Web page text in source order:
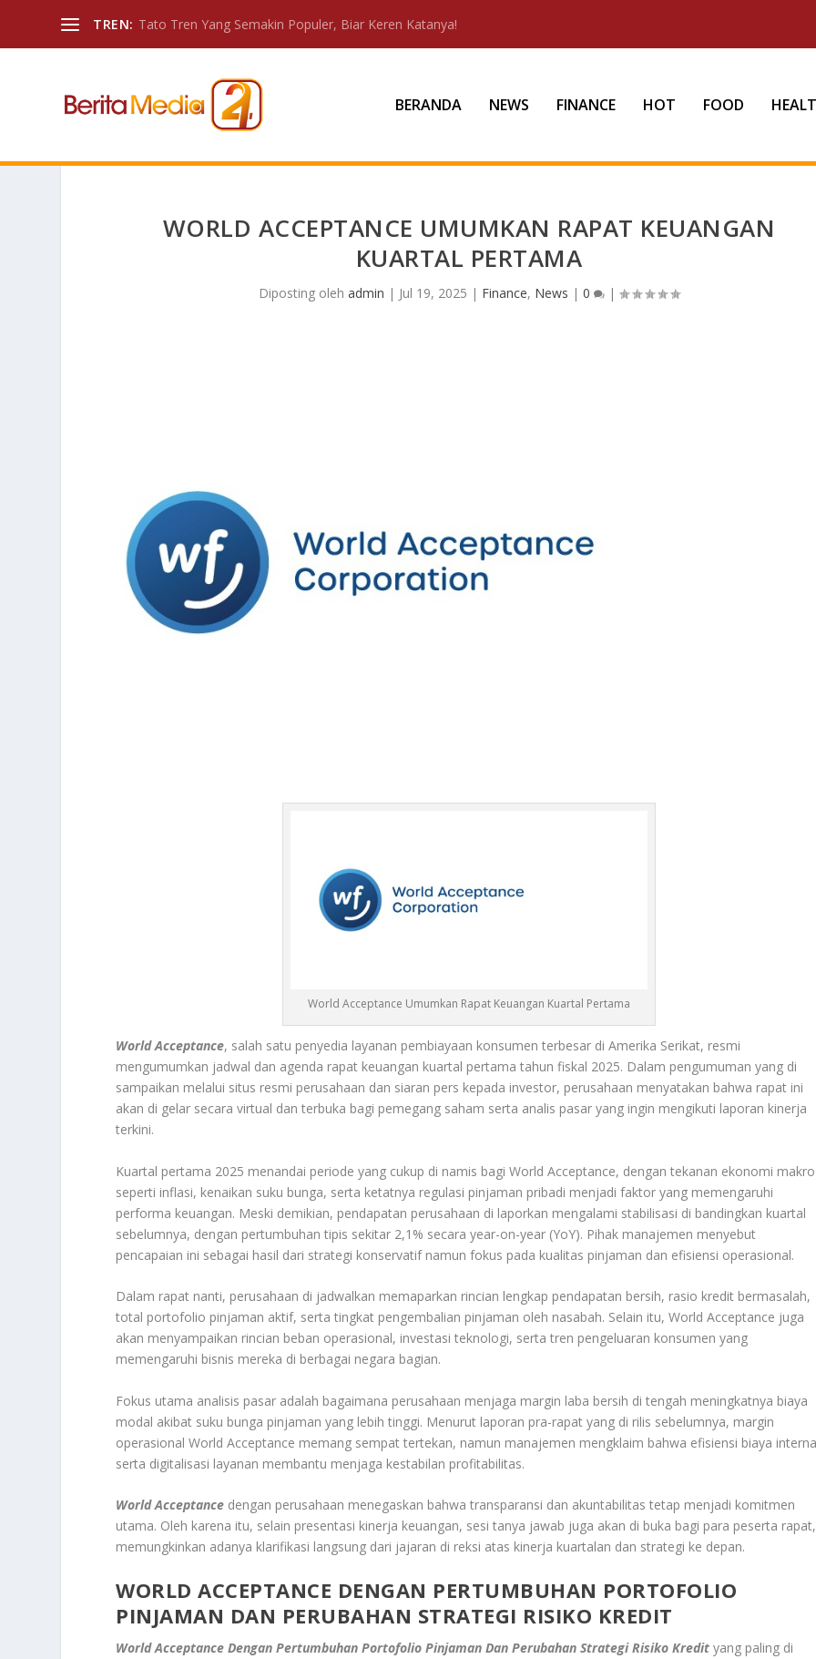
TREN: Tato Tren Yang Semakin Populer, Biar Keren Katanya!
BERANDA NEWS FINANCE HOT FOOD
WORLD ACCEPTANCE UMUMKAN RAPAT KEUANGAN
KUARTAL PERTAMA
Diposting oleh admin | Jul 19, 2025 | Finance, News | 0 |
World Acceptance Umumkan Rapat Keuangan Kuartal Pertama
World Acceptance, salah satu penyedia layanan pembiayaan konsumen terbesar di Amerika Serikat, resmi
mengumumkan jadwal dan agenda rapat keuangan kuartal pertama tahun fiskal 2025. Dalam pengumuman yang di
sampaikan melalui situs resmi perusahaan dan siaran pers kepada investor, perusahaan menyatakan bahwa rapat ini
akan di gelar secara virtual dan terbuka bagi pemegang saham serta analis pasar yang ingin mengikuti laporan kinerja
terkini.
Kuartal pertama 2025 menandai periode yang cukup di namis bagi World Acceptance, dengan tekanan ekonomi makro
seperti inflasi, kenaikan suku bunga, serta ketatnya regulasi pinjaman pribadi menjadi faktor yang memengaruhi
performa keuangan. Meski demikian, pendapatan perusahaan di laporkan mengalami stabilisasi di bandingkan kuartal
sebelumnya, dengan pertumbuhan tipis sekitar 2,1% secara year-on-year (YoY). Pihak manajemen menyebut
pencapaian ini sebagai hasil dari strategi konservatif namun fokus pada kualitas pinjaman dan efisiensi operasional.
Dalam rapat nanti, perusahaan di jadwalkan memaparkan rincian lengkap pendapatan bersih, rasio kredit bermasalah,
total portofolio pinjaman aktif, serta tingkat pengembalian pinjaman oleh nasabah. Selain itu, World Acceptance juga
akan menyampaikan rincian beban operasional, investasi teknologi, serta tren pengeluaran konsumen yang
memengaruhi bisnis mereka di berbagai negara bagian.
Fokus utama analisis pasar adalah bagaimana perusahaan menjaga margin laba bersih di tengah meningkatnya biaya
modal akibat suku bunga pinjaman yang lebih tinggi. Menurut laporan pra-rapat yang di rilis sebelumnya, margin
operasional World Acceptance memang sempat tertekan, namun manajemen mengklaim bahwa efisiensi biaya
serta digitalisasi layanan membantu menjaga kestabilan profitabilitas.
World Acceptance dengan perusahaan menegaskan bahwa transparansi dan akuntabilitas tetap menjadi komitmen
utama. Oleh karena itu, selain presentasi kinerja keuangan, sesi tanya jawab juga akan di buka bagi para peserta rapat,
memungkinkan adanya klarifikasi langsung dari jajaran di reksi atas kinerja kuartalan dan strategi ke depan.
WORLD ACCEPTANCE DENGAN PERTUMBUHAN PORTOFOLIO
PINJAMAN DAN PERUBAHAN STRATEGI RISIKO KREDIT
World Acceptance Dengan Pertumbuhan Portofolio Pinjaman Dan Perubahan Strategi Risiko Kredit yang paling di